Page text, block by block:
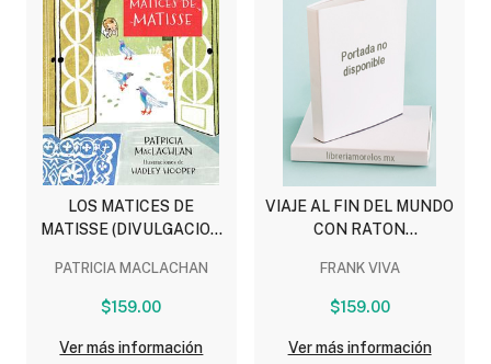
LOS MATICES DE
MATISSE (DIVULGACION
PATRICIA MACLACHAN
$159.00
Ver más información
VIAJE AL FIN DEL MUNDO
CON RATON
FRANK VIVA
$159.00
Ver más información